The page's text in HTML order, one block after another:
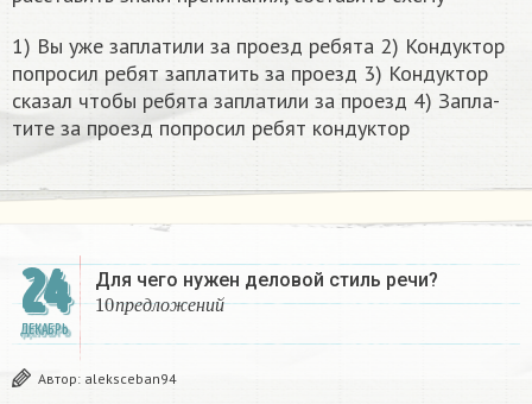
1) Вы уже за­пла­ти­ли за про­езд ре­бя­та 2) Кон­дук­тор
по­про­сил ребят за­пла­тить за про­езд 3) Кон­дук­тор
ска­зал чтобы ре­бя­та за­пла­ти­ли за про­езд 4) За­пла­
ти­те за про­езд по­про­сил ребят кон­дук­тор​
24
ДЕКАБРЬ
Для чего нужен деловой стиль речи?
пр е дл о ж е н и й
10 ед ж н
Автор: aleksceban94